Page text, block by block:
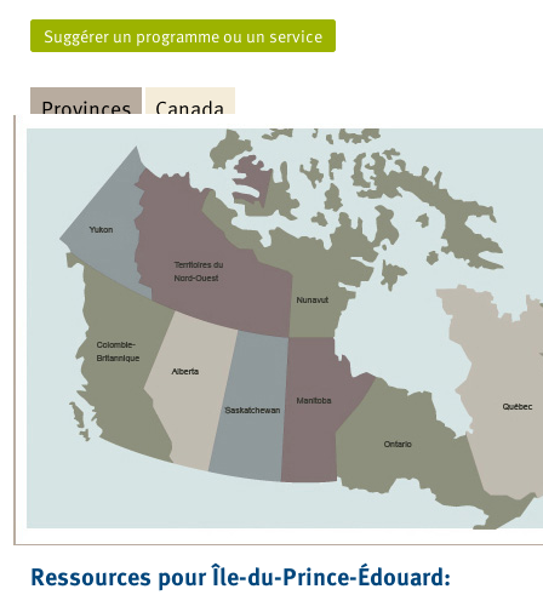
Suggérer un programme ou un service
Provinces Canada
Ressources pour Île-du-Prince-Édouard: